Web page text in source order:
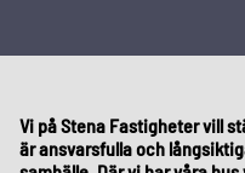
Vi på Stena Fastigheter vill
är ansvarsfulla och